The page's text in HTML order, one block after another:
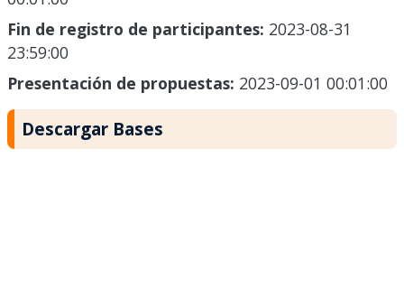
Fin de registro de participantes: 2023-08-31
23:59:00
Presentación de propuestas: 2023-09-01 00:01:00
Descargar Bases